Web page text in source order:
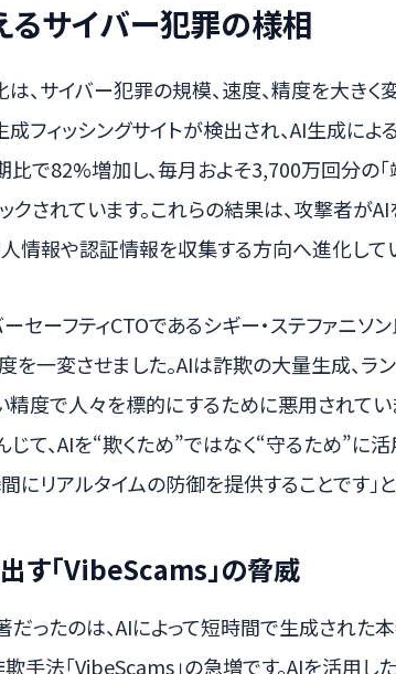
るサイバー犯罪の様相
、サイバー犯罪の規模、速度、精度を大きく
フィッシングサイトが検出され、AI生成によ
比で82%増加し、毎月およそ3,700万回分の
クされています。これらの結果は、攻撃者が
人情報や認証情報を収集する方向へ進化して
セーフティCTOであるシギー・ステファニソ
を一変させました。AIは詐欺の大量生成、ラ
度で人々を標的にするために悪用されてい
て、AIを“欺くため”ではなく“守るため”に
にリアルタイムの防御を提供することです」
す「VibeScams」の脅威
ったのは、AIによって短時間で生成された本
手法「VibeScams」の急増です。AIを活用